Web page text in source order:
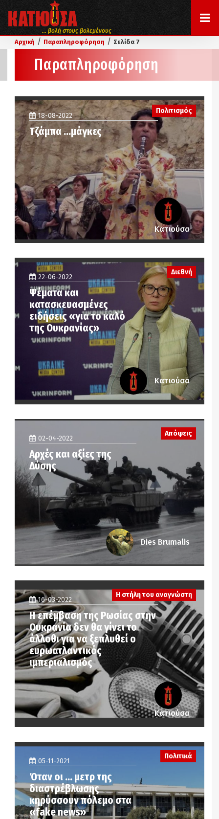
... βολή στους βολεμένους
Αρχική / Παραπληροφόρηση / Σελίδα 7
Παραπληροφόρηση
Πολιτισμός
18-08-2022
Τζάμπα …μάγκες
Κατιούσα
22-06-2022
Ψέματα και
κατασκευασμένες
ειδήσεις «για το καλό
της Ουκρανίας»
Διεθνή
Κατιούσα
02-04-2022
Αρχές και αξίες της
Δύσης
Απόψεις
Dies Brumalis
Η στήλη του αναγνώστη
16-03-2022
Η επέμβαση της Ρωσίας στην
Ουκρανία δεν θα γίνει το
άλλοθι για να ξεπλυθεί ο
ευρωατλαντικός
ιμπεριαλισμός
Κατιούσα
05-11-2021
Όταν οι … μετρ της
διαστρέβλωσης
κηρύσσουν πόλεμο στα
«fake news»
Πολιτικά